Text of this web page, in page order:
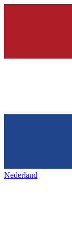
Nederland